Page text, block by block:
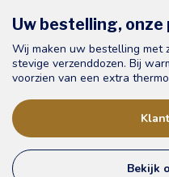
Uw bestelling,
Wij maken uw bestelling met
stevige verzenddozen. Bij
voorzien van een extra
Bekijk